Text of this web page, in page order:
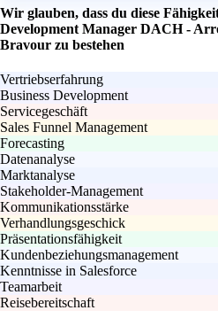
Wir glauben, dass du diese
Development Manager DACH -
Bravour zu bestehen
Vertriebserfahrung
Business Development
Servicegeschäft
Sales Funnel Management
Forecasting
Datenanalyse
Marktanalyse
Stakeholder-Management
Kommunikationsstärke
Verhandlungsgeschick
Präsentationsfähigkeit
Kundenbeziehungsmanagement
Kenntnisse in Salesforce
Teamarbeit
Reisebereitschaft